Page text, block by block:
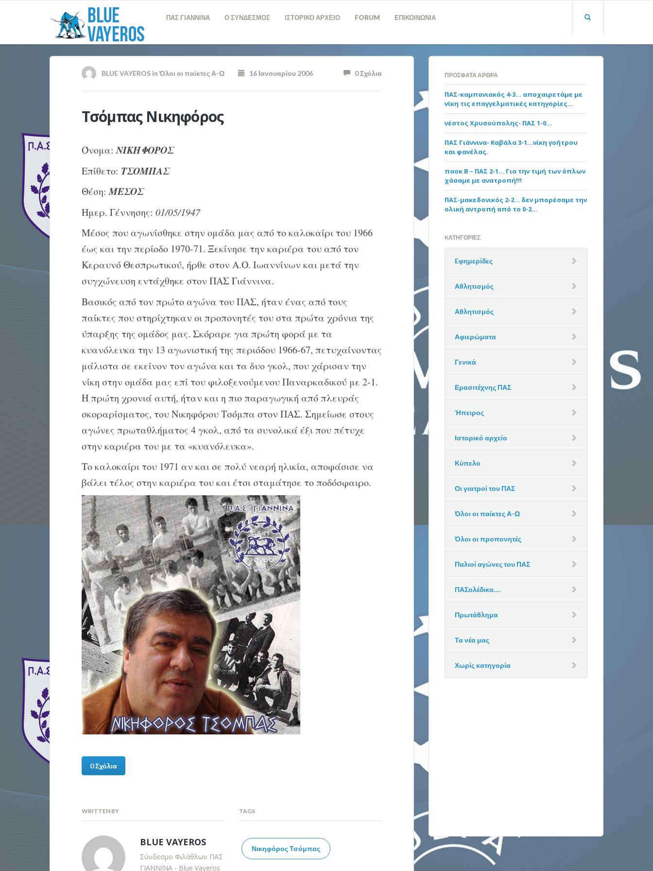
ΠΑΣ ΓΙΑΝΝΙΝΑ Ο ΣΥΝΔΕΣΜΟΣ ΙΣΤΟΡΙΚΟ ΑΡΧΕΙΟ FORUM ΕΠΙΚΟΙΝΩΝΙΑ
BLUE VAYEROSin Όλοι οι παίκτες Α-Ω 16 Ιανουαρίου 2006 0 Σχόλια
Τσόμπας Νικηφόρος
Όνομα:ΝΙΚΗΦΟΡΟΣ
Επίθετο: ΤΣΟΜΠΑΣ
Θέση:ΜΕΣΟΣ
Ημερ. Γέννησης: 01/05/1947
Μέσος που αγωνίσθηκε στην ομάδα μας από το καλοκαίρι του 1966
έως και την περίοδο 1970-71. Ξεκίνησε την καριέρα του από τον
Κεραυνό Θεσπρωτικού, ήρθε στον Α.Ο. Ιωαννίνων και μετά την
συγχώνευση εντάχθηκε στον ΠΑΣ Γιάννινα.
Βασικός από τον πρώτο αγώνα του ΠΑΣ, ήταν ένας από τους
παίκτες που στηρίχτηκαν οι προπονητές του στα πρώτα χρόνια της
ύπαρξης της ομάδος μας. Σκόραρε για πρώτη φορά με τα
κυανόλευκα την 13 αγωνιστική της περιόδου 1966-67, πετυχαίνοντας
μάλιστα σε εκείνον τον αγώνα και τα δυο γκολ, που χάρισαν την
νίκη στην ομάδα μας επί του φιλοξενούμενου Παναρκαδικού με 2-1.
Η πρώτη χρονιά αυτή, ήταν και η πιο παραγωγική από πλευράς
σκοραρίσματος, του Νικηφόρου Τσόμπα στον ΠΑΣ. Σημείωσε στους
αγώνες πρωταθλήματος 4 γκολ, από τα συνολικά έξι που πέτυχε
στην καριέρα του με τα «κυανόλευκα».
Το καλοκαίρι του 1971 αν και σε πολύ νεαρή ηλικία, αποφάσισε να
βάλει τέλος στην καριέρα του και έτσι σταμάτησε το ποδόσφαιρο.
0 Σχόλια
WRITTEN BY
BLUE VAYEROS
Σύνδεσμο Φιλάθλων ΠΑΣ
ΓΙΑΝΝΙΝΑ - Blue Vayeros
TAGS
Νικηφόρος Τσόμπας
ΠΡΌΣΦΑΤΑ ΆΡΘΡΑ
ΠΑΣ-καμπανιακός 4-3… αποχαιρετάμε με
νίκη τις επαγγελματικές κατηγορίες…
νέστος Χρυσούπολης- ΠΑΣ 1-0…
ΠΑΣ Γιάννινα- Καβάλα 3-1…νίκη γοήτρου
και φανέλας.
παοκ Β – ΠΑΣ 2-1… Για την τιμή των όπλων
χάσαμε με ανατροπή!!!
ΠΑΣ-μακεδονικός 2-2… δεν μπορέσαμε την
ολική αντροπή από το 0-2…
KΑΤΗΓΟΡΊΕΣ
Eφημερίδες
Αθλητισμός
Αθλητισμός
Αφιερώματα
Γενικά
Ερασιτέχνης ΠΑΣ
Ήπειρος
Ιστορικό αρχείο
Κύπελο
Οι γιατροί του ΠΑΣ
Όλοι οι παίκτες Α-Ω
Όλοι οι προπονητές
Παλιοί αγώνες του ΠΑΣ
ΠΑΣολέδικα….
Πρωτάθλημα
Τα νέα μας
Χωρίς κατηγορία